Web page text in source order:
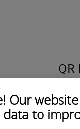
Our
data to
QR
veri
Ubigi